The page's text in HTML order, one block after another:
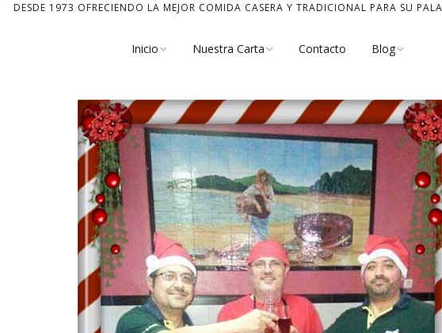
DESDE 1973 OFRECIENDO LA MEJOR COMIDA CASERA Y TRADICIONAL PARA SU
Inicio
Nuestro Bar
Nuestra Historia
Nuestra Carta
Tapas Frías
Hamburguesas
Guisos
Pollo
Cerdo
Fritos
Contacto Blog
Noticias
Publicidad